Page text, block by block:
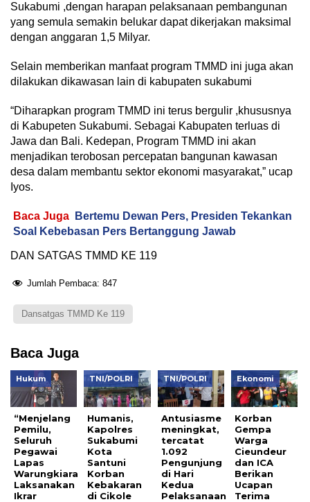
Sukabumi ,dengan harapan pelaksanaan pembangunan
yang semula semakin belukar dapat dikerjakan maksimal
dengan anggaran 1,5 Milyar.
Selain memberikan manfaat program TMMD ini juga akan
dilakukan dikawasan lain di kabupaten sukabumi
“Diharapkan program TMMD ini terus bergulir ,khususnya
di Kabupeten Sukabumi. Sebagai Kabupaten terluas di
Jawa dan Bali. Kedepan, Program TMMD ini akan
menjadikan terobosan percepatan bangunan kawasan
desa dalam membantu sektor ekonomi masyarakat,” ucap
Iyos.
Baca Juga
Bertemu Dewan Pers, Presiden Tekankan
Soal Kebebasan Pers Bertanggung Jawab
DAN SATGAS TMMD KE 119
Jumlah Pembaca: 847
Dansatgas TMMD Ke 119
Baca Juga
Hukum
“Menjelang
Pemilu,
Seluruh
Pegawai
Lapas
Warungkiara
Laksanakan
Ikrar
TNI/POLRI
Humanis,
Kapolres
Sukabumi
Kota
Santuni
Korban
Kebakaran
di Cikole
TNI/POLRI
Antusiasme
meningkat,
tercatat
1.092
Pengunjung
di Hari
Kedua
Pelaksanaan
Ekonomi
Korban
Gempa
Warga
Cieundeur
dan ICA
Berikan
Ucapan
Terima